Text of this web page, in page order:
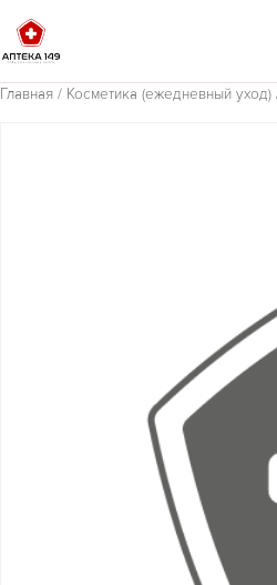
Главная / Косметика (ежедневный уход)